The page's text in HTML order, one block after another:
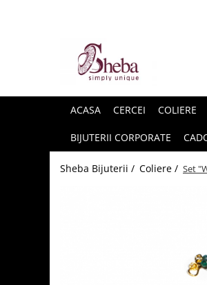
ACASA CERCEI COLIERE
BIJUTERII CORPORATE
Sheba Bijuterii / Coliere / Set